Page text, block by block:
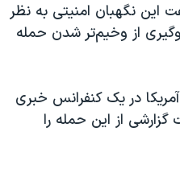
ایران
نگهبان امنیتی به نظر
از وخیم‌تر شدن حمله
در یک کنفرانس خبری
از این حمله را